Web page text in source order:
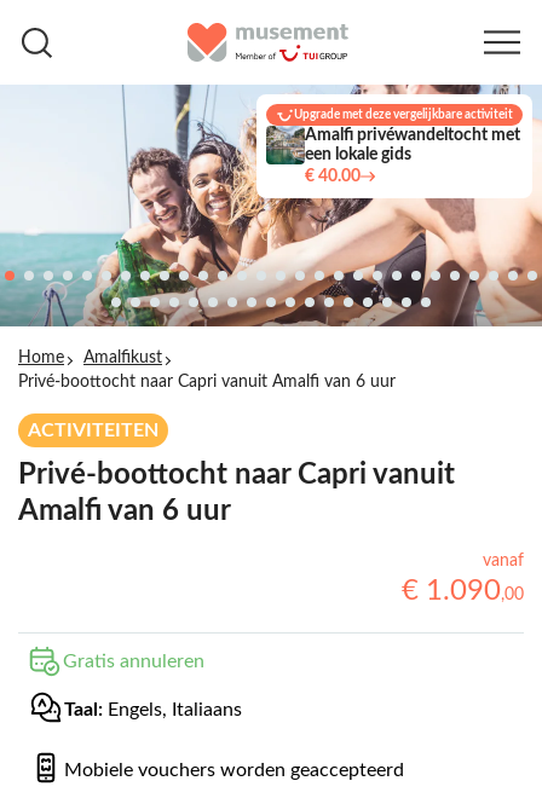
Upgrade met deze vergelijkbare activiteit
Amalfi privéwandeltocht met
een lokale gids
€ 40.00
Home
Amalfikust
Privé-boottocht naar Capri vanuit Amalfi van 6 uur
ACTIVITEITEN
Privé-boottocht naar Capri vanuit
Amalfi van 6 uur
vanaf
€ 1.090,00
Gratis annuleren
Taal: Engels, Italiaans
Mobiele vouchers worden geaccepteerd